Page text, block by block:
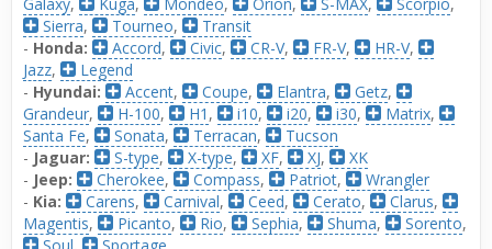
Sierra, Tourneo,
Transit
- Honda: Accord, Civic, CR-V, FR-V, HR-V,
Jazz,
Legend
- Hyundai: Accent, Coupe, Elantra, Getz,
Grandeur, H-100, H1 , i10, i20, i30, Matrix,
Santa Fe, Sonata, Terracan,
Tucson
- Jaguar: S-type, X-type, XF, XJ,
XK
- Jeep: Cherokee, Compass, Patriot,
Wrangler
- Kia: Carens, Carnival, Ceed, Cerato, Clarus,
Magentis, Picanto, Rio, Sephia, Shuma, Sorento,
Soul,
Sportage